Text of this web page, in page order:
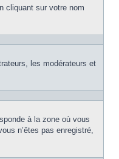
cliquant sur votre nom
les modérateurs et
à la zone où vous
n’êtes pas enregistré,